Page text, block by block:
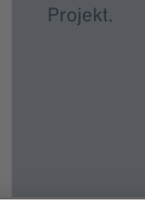
Projekt.